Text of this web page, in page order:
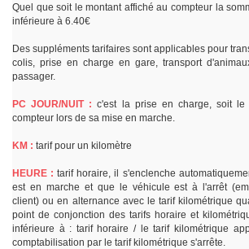
Quel que soit le montant affiché au compteur la
inférieure à 6.40€
Des suppléments tarifaires sont applicables pour
colis, prise en charge en gare, transport
passager.
PC JOUR/NUIT : c'est la prise en charge, soit le
compteur lors de sa mise en marche.
KM : tarif pour un kilomètre
HEURE : tarif horaire, il s'enclenche
est en marche et que le véhicule est à l'arrêt
client) ou en alternance avec le tarif kilométrique
point de conjonction des tarifs horaire et
inférieure à : tarif horaire / le tarif kilométrique
comptabilisation par le tarif kilométrique s'arrête.